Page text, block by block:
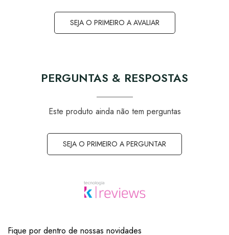
SEJA O PRIMEIRO A AVALIAR
PERGUNTAS & RESPOSTAS
Este produto ainda não tem perguntas
SEJA O PRIMEIRO A PERGUNTAR
Fique por dentro de nossas novidades